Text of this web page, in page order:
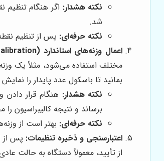
نکته هشدار: اگر هنگام
شد.
نکته حرفه‌ای: پس از تنظیم
اعمال وزنه‌های استاندارد (Span Calibration):
بمانید تا باسکول عدد پایدار را
نکته هشدار: هنگام قرار
برساند و نتیجه کالیبراسیون
نکته حرفه‌ای: بهتر است از وزنه‌هایی
اعتبارسنجی و ذخیره تنظیمات: پس از
از تأیید، معمولاً دستگاه به حالت